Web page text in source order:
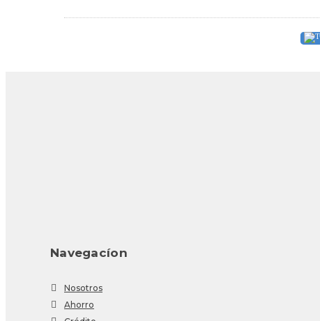
Navegacíon
Nosotros
Ahorro